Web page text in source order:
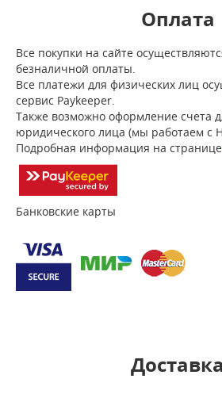
Оплата
Все покупки на сайте
безналичной оплаты.
Все платежи для физических лиц
сервис Paykeeper.
Также возможно оформление счета
юридического лица (мы работаем с
Подробная информация на странице
Банковские карты
Доставка